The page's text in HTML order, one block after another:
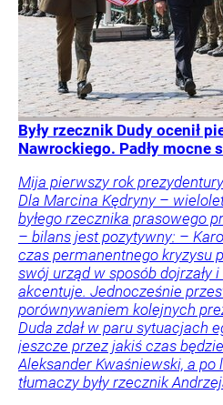
Były rzecznik Dudy ocenił
Nawrockiego. Padły mocne
Mija pierwszy rok
Dla Marcina Kędryny –
byłego rzecznika prasowego
– bilans jest pozytywny: –
czas permanentnego kryzysu
swój urząd w sposób dojrzały
akcentuje. Jednocześnie
porównywaniem kolejnych
Duda zdał w paru sytuacjach
jeszcze przez jakiś czas
Aleksander Kwaśniewski, a po
tłumaczy były rzecznik